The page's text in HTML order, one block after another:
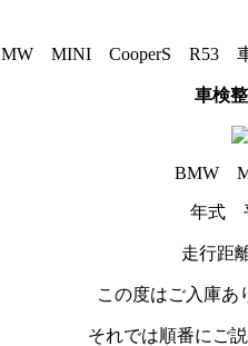
MINI CooperS R53 車検
車検
BMW
年式
走行距
この度はご入庫あ
それでは順番にご